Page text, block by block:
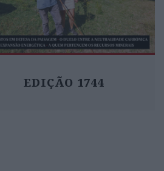
EDIÇÃO 1744